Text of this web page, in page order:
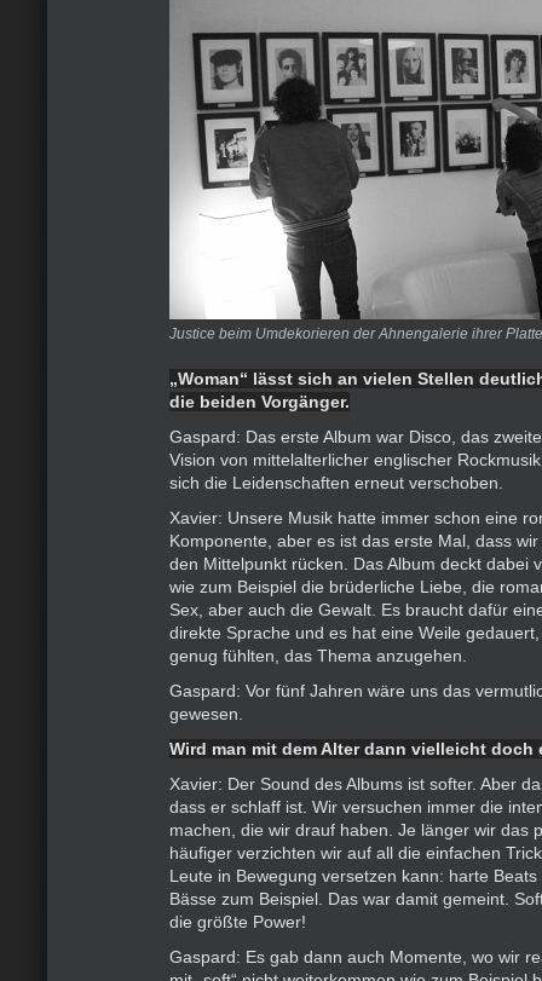
Justice beim Umdekorieren der Ahnengalerie ihrer
„Woman“ lässt sich an vielen Stellen
die beiden Vorgänger.
Gaspard: Das erste Album war Disco, das
Vision von mittelalterlicher englischer
sich die Leidenschaften erneut verschoben.
Xavier: Unsere Musik hatte immer schon eine
Komponente, aber es ist das erste Mal, dass
den Mittelpunkt rücken. Das Album deckt dabei
wie zum Beispiel die brüderliche Liebe, die
Sex, aber auch die Gewalt. Es braucht dafür
direkte Sprache und es hat eine Weile
genug fühlten, das Thema anzugehen.
Gaspard: Vor fünf Jahren wäre uns das
gewesen.
Wird man mit dem Alter dann vielleicht doch
Xavier: Der Sound des Albums ist softer. Aber
dass er schlaff ist. Wir versuchen immer die
machen, die wir drauf haben. Je länger wir das
häufiger verzichten wir auf all die einfachen
Leute in Bewegung versetzen kann: harte
Bässe zum Beispiel. Das war damit gemeint.
die größte Power!
Gaspard: Es gab dann auch Momente, wo wir